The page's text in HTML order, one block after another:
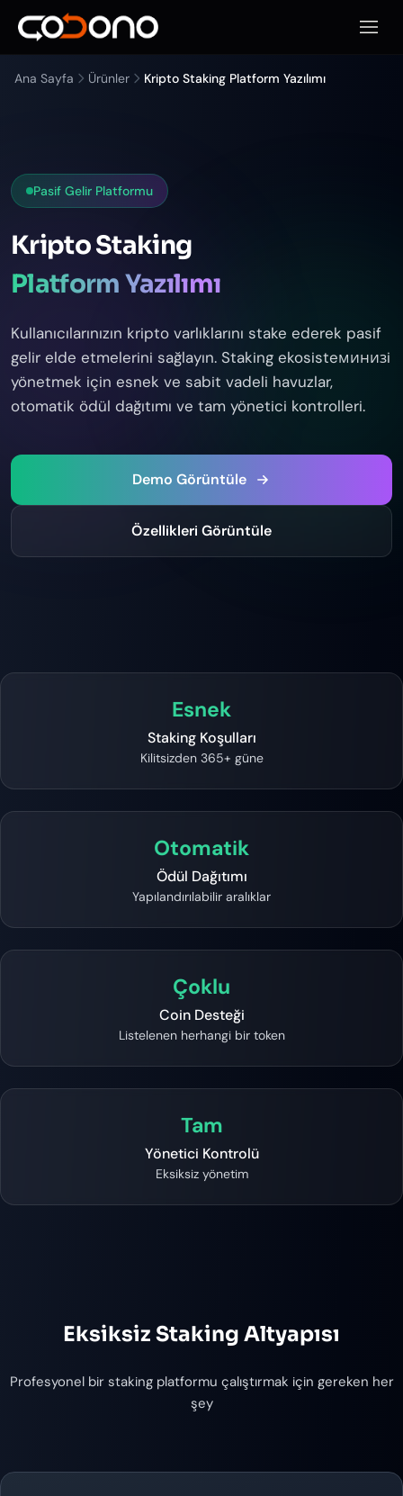
Mobil
Ana Sayfa Ürünler Kripto Staking Platform Yazılımı
Pasif Gelir Platformu
Kripto Staking
Platform Yazılımı
Kullanıcılarınızın kripto varlıklarını stake ederek pasif
gelir elde etmelerini sağlayın. Staking ekosisteминизi
yönetmek için esnek ve sabit vadeli havuzlar,
otomatik ödül dağıtımı ve tam yönetici kontrolleri.
Demo Görüntüle
Özellikleri Görüntüle
Esnek
Staking Koşulları
Kilitsizden 365+ güne
Otomatik
Ödül Dağıtımı
Yapılandırılabilir aralıklar
Çoklu
Coin Desteği
Listelenen herhangi bir token
Tam
Yönetici Kontrolü
Eksiksiz yönetim
Eksiksiz Staking Altyapısı
Profesyonel bir staking platformu çalıştırmak için gereken her
şey